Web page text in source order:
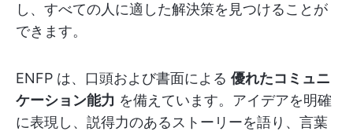
し、すべての人に適した解決策を見つけることが
できます。
ENFP は、口頭および書面による 優れたコミュニ
ケーション能力 を備えています。アイデアを明確
に表現し、説得力のあるストーリーを語り、言葉